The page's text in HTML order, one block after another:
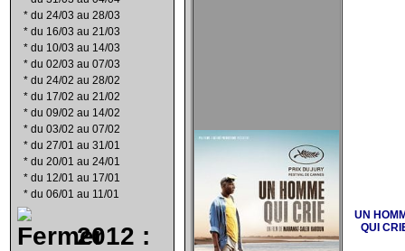
* du 24/03 au 28/03
* du 16/03 au 21/03
* du 10/03 au 14/03
* du 02/03 au 07/03
* du 24/02 au 28/02
* du 17/02 au 21/02
* du 09/02 au 14/02
* du 03/02 au 07/02
* du 27/01 au 31/01
* du 20/01 au 24/01
* du 12/01 au 17/01
* du 06/01 au 11/01
2012 :
UN
QUI